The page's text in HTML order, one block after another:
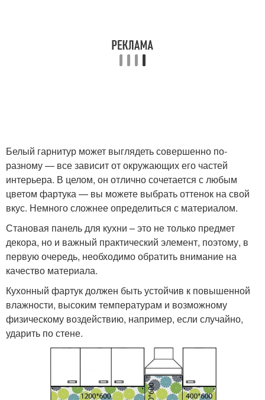
Кухня в разных стилях
Белый гарнитур может выглядеть совершенно по-
разному — все зависит от окружающих его частей
интерьера. В целом, он отлично сочетается с любым
цветом фартука — вы можете выбрать оттенок на свой
вкус. Немного сложнее определиться с материалом.
Становая панель для кухни – это не только предмет
декора, но и важный практический элемент, поэтому, в
первую очередь, необходимо обратить внимание на
качество материала.
Кухонный фартук должен быть устойчив к повышенной
влажности, высоким температурам и возможному
физическому воздействию, например, если случайно,
ударить по стене.